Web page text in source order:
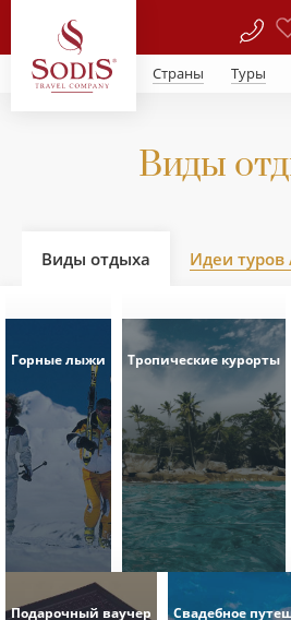
Страны Туры
Виды
Виды отдыха Идеи
Горные лыжи Тропические курорты
Подарочный ваучер Свадебное